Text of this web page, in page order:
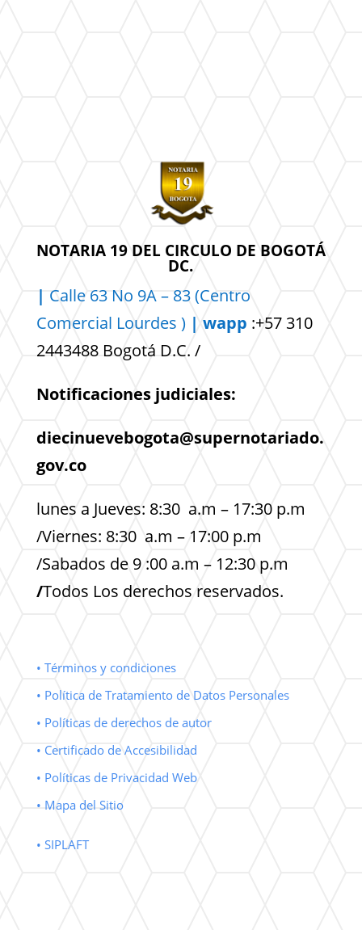
NOTARIA 19 DEL CIRCULO DE BOGOTÁ
DC.
| Calle 63 No 9A – 83 (Centro
Comercial Lourdes ) | wapp :+57 310
2443488 Bogotá D.C. /
Notificaciones judiciales:
diecinuevebogota@supernotariado.
gov.co
lunes a Jueves: 8:30 a.m – 17:30 p.m
/Viernes: 8:30 a.m – 17:00 p.m
/Sabados de 9 :00 a.m – 12:30 p.m
/Todos Los derechos reservados.
• Términos y condiciones
• Política de Tratamiento de Datos Personales
• Políticas de derechos de autor
• Certificado de Accesibilidad
• Políticas de Privacidad Web
• Mapa del Sitio
• SIPLAFT